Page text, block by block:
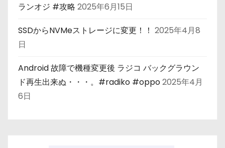
ランオジ #攻略 2025年6月15日
SSDからNVMeストレージに変更！！ 2025年4月8
日
Android 故障で機種変更後 ラジコ バックグラウン
ド再生出来ぬ・・・。#radiko #oppo2025年4月
6日